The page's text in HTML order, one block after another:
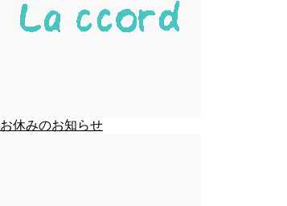
お休みのお知らせ